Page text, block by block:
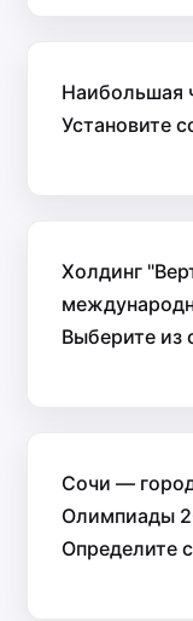
Наибольшая
Установите
Холдинг
Выберите из
Сочи —
Олимпиады
Определите